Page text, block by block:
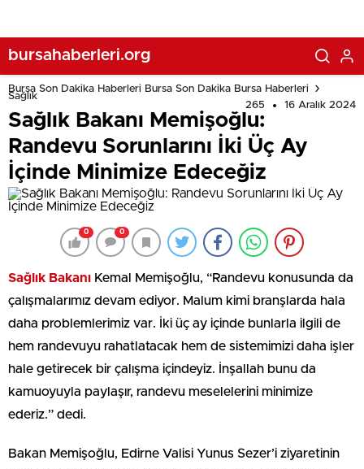
bursahaberleri.org
Bursa Son Dakika Haberleri Bursa Son Dakika Bursa Haberleri
Sağlık
265
16 Aralık 2024
Sağlık Bakanı Memişoğlu:
Randevu Sorunlarını İki Üç Ay
İçinde Minimize Edeceğiz
0 0
Sağlık Bakanı Kemal Memişoğlu, “Randevu konusunda da
çalışmalarımız devam ediyor. Malum kimi branşlarda hala
daha problemlerimiz var. İki üç ay içinde bunlarla ilgili de
hem randevuyu rahatlatacak hem de sistemimizi daha işler
hale getirecek bir çalışma içindeyiz. İnşallah bunu da
kamuoyuyla paylaşır, randevu meselelerini minimize
ederiz.” dedi.
Bakan Memişoğlu, Edirne Valisi Yunus Sezer’i ziyaretinin